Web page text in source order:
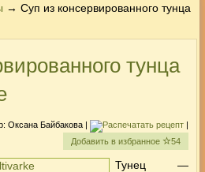
→ Суп из консервированного тунца
тунца
Оксана Байбакова|
|
Добавить в избранное
54
Тунец —